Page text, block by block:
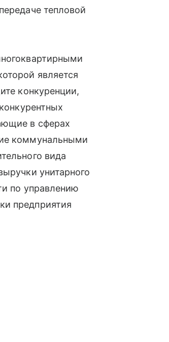
тепловой
является
конкуренции,
в сферах
коммунальными
вида
унитарного
по управлению
предприятия